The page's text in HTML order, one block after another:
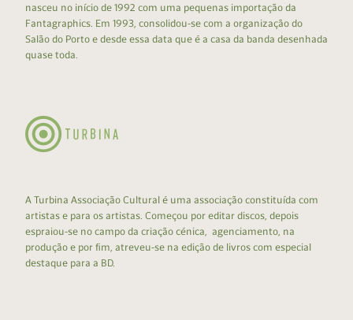
nasceu no início de 1992 com uma pequenas importação da
Fantagraphics. Em 1993, consolidou-se com a organização do
Salão do Porto e desde essa data que é a casa da banda desenhada
quase toda.
A Turbina Associação Cultural é uma associação constituída com
artistas e para os artistas. Começou por editar discos, depois
espraiou-se no campo da criação cénica, agenciamento, na
produção e por fim, atreveu-se na edição de livros com especial
destaque para a BD.